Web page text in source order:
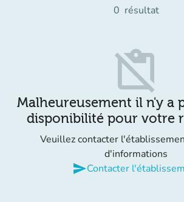
0 résultat
content_paste_off
Malheureusement il n'y a
disponibilité pour votre
Veuillez contacter
d'informations
sendContacter